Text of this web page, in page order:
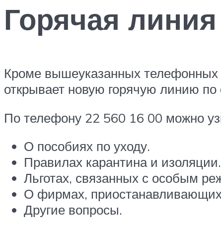
Горячая
Кроме вышеуказанных телефонных
открывает новую горячую линию
По телефону 22 560 16 00 можно
О пособиях по уходу.
Правилах карантина и изоляции.
Льготах, связанных с особым
О фирмах, приостанавливающих
Другие вопросы.